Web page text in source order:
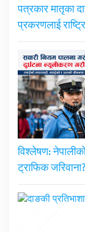
पत्रकार मातृका
प्रकरणलाई
विश्लेषण:
ट्राफिक